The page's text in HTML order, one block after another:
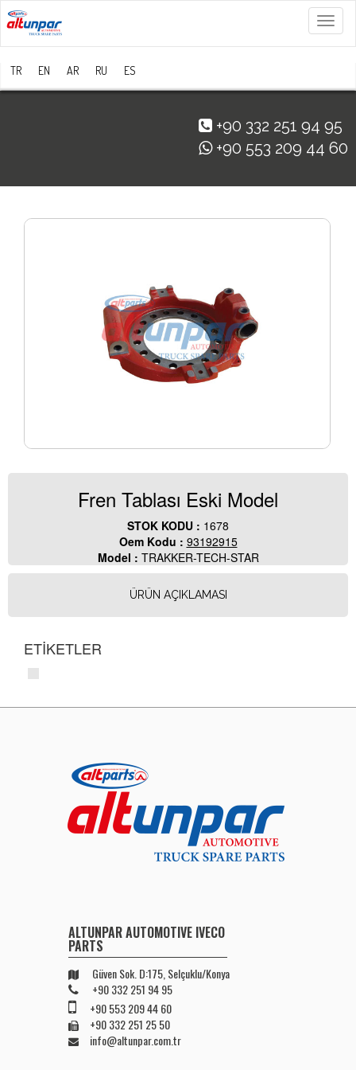
Menü
TR EN AR RU ES
+90 332 251 94 95
+90 553 209 44 60
Fren Tablası Eski Model
STOK KODU : 1678
Oem Kodu : 93192915
Model : TRAKKER-TECH-STAR
ÜRÜN AÇIKLAMASI
ETİKETLER
ALTUNPAR AUTOMOTIVE IVECO
PARTS
Güven Sok. D:175, Selçuklu/Konya
+90 332 251 94 95
+90 553 209 44 60
+90 332 251 25 50
info@altunpar.com.tr